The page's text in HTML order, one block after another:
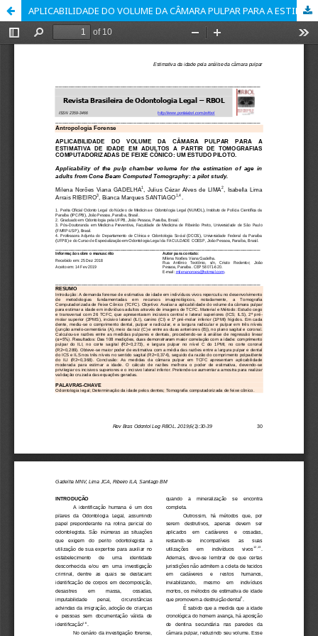
APLICABILIDADE DO VOLUME DA CÂMARA PULPAR PARA A ESTIMATIVA DE IDADE EM ADULTOS A PARTIR DE TOMOGRAFIAS COMPUTADORIZADAS DE FEIXE CÔNICO: UM ESTUDO PILOTO